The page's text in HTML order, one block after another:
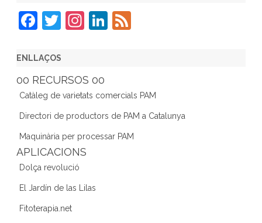
F
c
e
b
o
o
k
T
er
In
gr
a
m
Li
dI
n
ENLLAÇOS
00 RECURSOS 00
Catàleg de varietats comercials PAM
Directori de productors de PAM a Catalunya
Maquinària per processar PAM
APLICACIONS
Dolça revolució
El Jardín de las Lilas
Fitoterapia.net